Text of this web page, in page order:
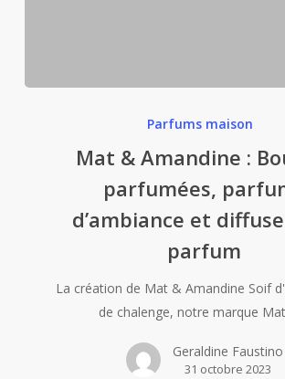
&
:
Bougies
parfumées,
parfums
d’ambiance
et
diffuseur
parfum
Parfums maison
Mat & Amandine :
parfumées,
d’ambiance et
parfum
La création de Mat & Amandine Soif
de chalenge, notre marque
Geraldine Faustino
31 octobre 2023